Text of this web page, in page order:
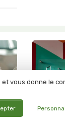
vous donne le